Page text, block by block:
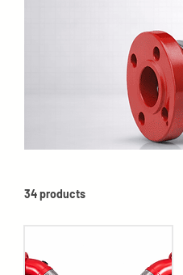
34 products